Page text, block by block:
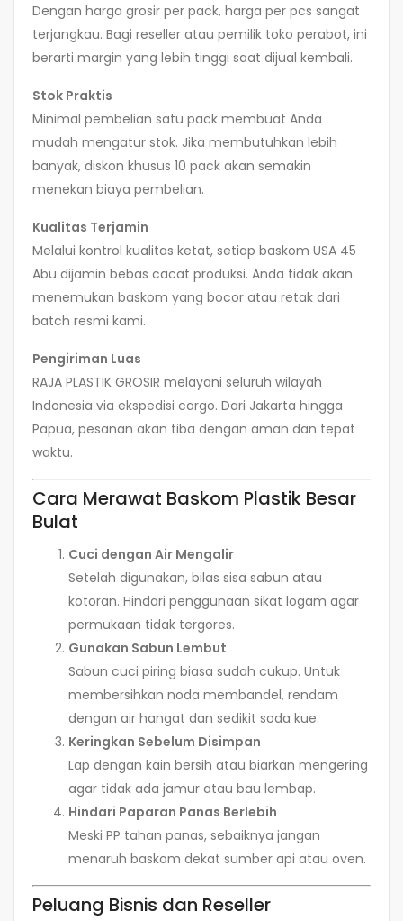
Dengan harga grosir per pack, harga per pcs sangat
terjangkau. Bagi reseller atau pemilik toko perabot, ini
berarti margin yang lebih tinggi saat dijual kembali.
Stok Praktis
Minimal pembelian satu pack membuat Anda
mudah mengatur stok. Jika membutuhkan lebih
banyak, diskon khusus 10 pack akan semakin
menekan biaya pembelian.
Kualitas Terjamin
Melalui kontrol kualitas ketat, setiap baskom USA 45
Abu dijamin bebas cacat produksi. Anda tidak akan
menemukan baskom yang bocor atau retak dari
batch resmi kami.
Pengiriman Luas
RAJA PLASTIK GROSIR melayani seluruh wilayah
Indonesia via ekspedisi cargo. Dari Jakarta hingga
Papua, pesanan akan tiba dengan aman dan tepat
waktu.
Cara Merawat Baskom Plastik Besar
Bulat
Cuci dengan Air Mengalir
Setelah digunakan, bilas sisa sabun atau
kotoran. Hindari penggunaan sikat logam agar
permukaan tidak tergores.
Gunakan Sabun Lembut
Sabun cuci piring biasa sudah cukup. Untuk
membersihkan noda membandel, rendam
dengan air hangat dan sedikit soda kue.
Keringkan Sebelum Disimpan
Lap dengan kain bersih atau biarkan mengering
agar tidak ada jamur atau bau lembap.
Hindari Paparan Panas Berlebih
Meski PP tahan panas, sebaiknya jangan
menaruh baskom dekat sumber api atau oven.
Peluang Bisnis dan Reseller